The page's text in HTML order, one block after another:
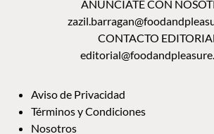
CONTACTO EDITORIAL